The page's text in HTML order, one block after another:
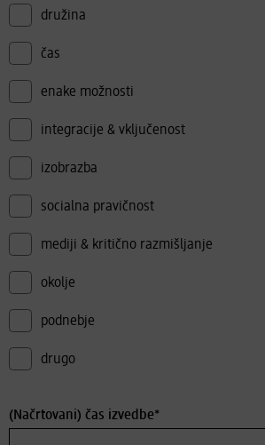
družina
čas
enake možnosti
integracije & vključenost
izobrazba
socialna pravičnost
mediji & kritično razmišljanje
okolje
podnebje
drugo
(Načrtovani) čas izvedbe*